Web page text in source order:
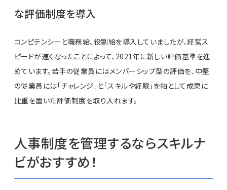
な評価制度を導入
コンピテンシーと職務給、役割給を導入していましたが、経営ス
ピードが速くなったことによって、2021年に新しい評価基準を進
めています。若手の従業員にはメンバーシップ型の評価を、中堅
の従業員には「チャレンジ」と「スキルや経験」を軸として成果に
比重を置いた評価制度を取り入れます。
人事制度を管理するならスキルナ
ビがおすすめ！